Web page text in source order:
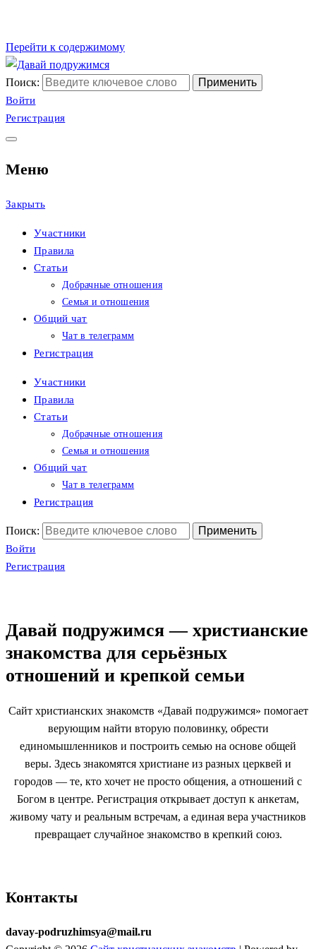
Перейти к содержимому
Сайт христианских
знакомств
Давай подружимся
Поиск:
Войти
Регистрация
Меню
Закрыть
Участники
Правила
Статьи
Добрачные отношения
Семья и отношения
Общий чат
Чат в телеграмм
Регистрация
Участники
Правила
Статьи
Добрачные отношения
Семья и отношения
Общий чат
Чат в телеграмм
Регистрация
Поиск:
Войти
Регистрация
Давай подружимся — христианские
знакомства для серьёзных
отношений и крепкой семьи
Сайт христианских знакомств «Давай подружимся» помогает
верующим найти вторую половинку, обрести
единомышленников и построить семью на основе общей
веры. Здесь знакомятся христиане из разных церквей и
городов — те, кто хочет не просто общения, а отношений с
Богом в центре. Регистрация открывает доступ к анкетам,
живому чату и реальным встречам, а единая вера участников
превращает случайное знакомство в крепкий союз.
Контакты
davay-podruzhimsya@mail.ru